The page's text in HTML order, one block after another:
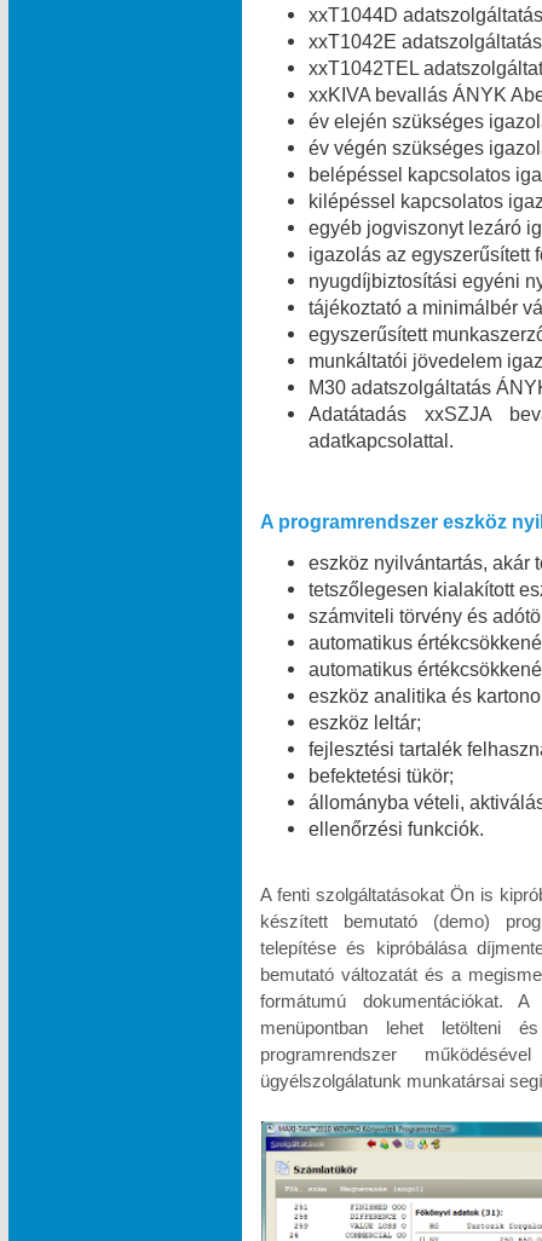
xxT1044D
xxT1042E
xxT1042TEL
xxKIVA bevallás ÁNYK
év elején szükséges
év végén szükséges
belépéssel kapcsolatos
kilépéssel kapcsolatos
egyéb jogviszonyt lezáró
igazolás az egyszerűsített
nyugdíjbiztosítási egyéni
tájékoztató a minimálbér
egyszerűsített
munkáltatói jövedelem
M30 adatszolgáltatás
Adatátadás xxSZJA
adatkapcsolattal.
A programrendszer eszköz
eszköz nyilvántartás, akár
tetszőlegesen kialakított
számviteli törvény és
automatikus
automatikus
eszköz analitika és
eszköz leltár;
fejlesztési tartalék
befektetési tükör;
állományba vételi,
ellenőrzési funkciók.
A fenti szolgáltatásokat Ön is
készített bemutató (demo)
telepítése és kipróbálása
bemutató változatát és a
formátumú dokumentációkat.
menüpontban lehet letölteni
programrendszer
ügyélszolgálatunk munkatársai